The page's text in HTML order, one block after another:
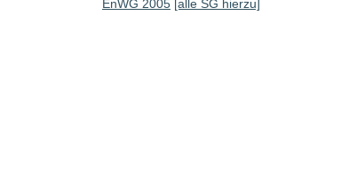
EnWG 2005 [alle SG hierzu]